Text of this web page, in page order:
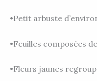
•Petit arbuste
•Feuilles composées
•Fleurs jaunes